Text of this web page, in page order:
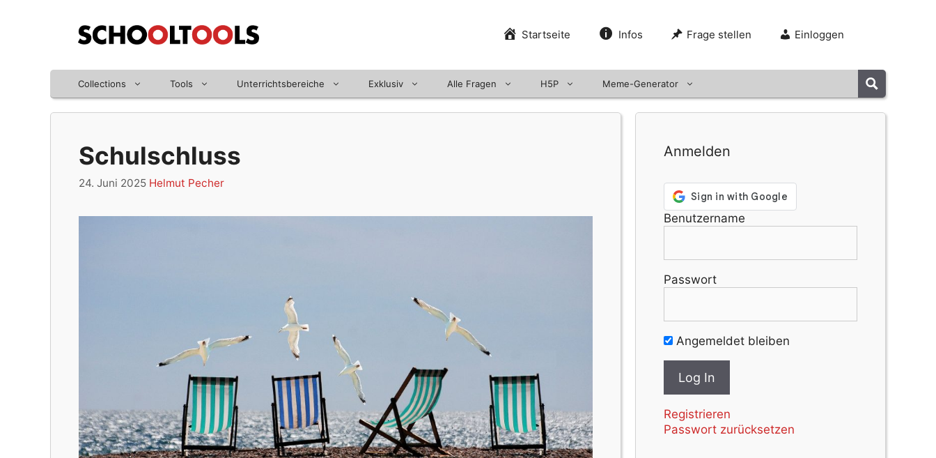
Startseite Infos Frage stellen Einloggen
Collections Tools Unterrichtsbereiche Exklusiv Alle Fragen H5P Meme-Generator
Schulschluss
24. Juni 2025 Helmut Pecher
Anmelden
Benutzername
Passwort
Angemeldet bleiben
Registrieren
Passwort zurücksetzen